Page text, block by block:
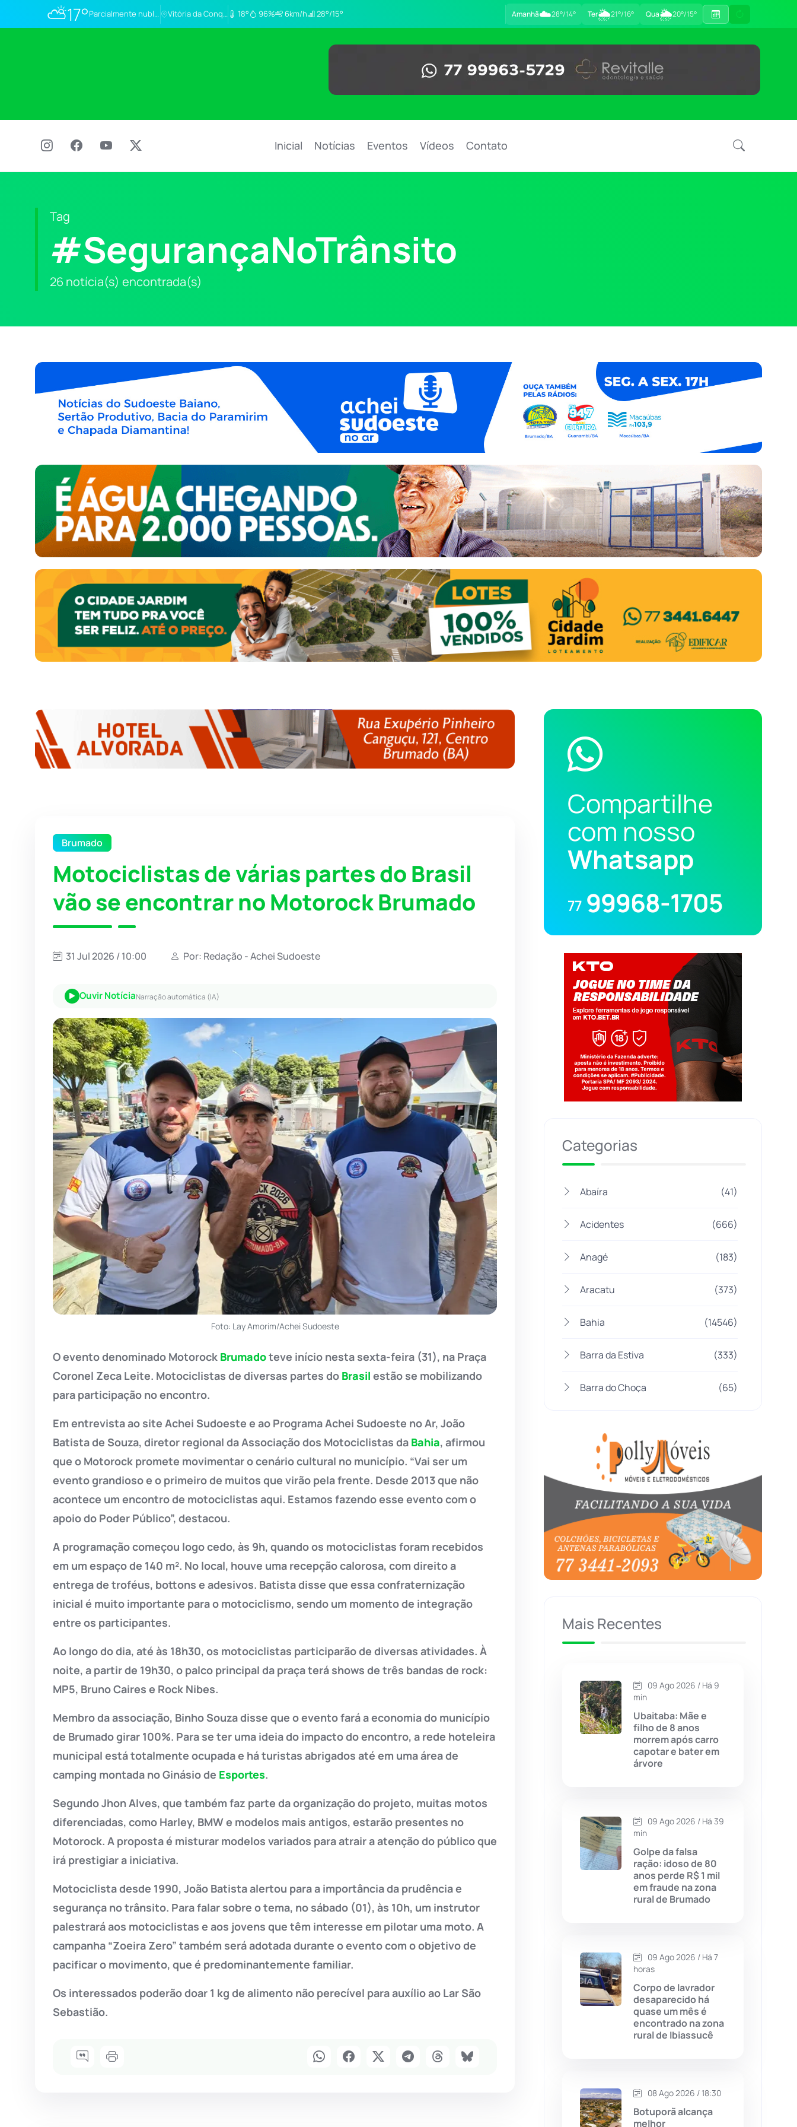
⛅17° Parcialmente nublado Vitória da Conq… 18° 96% 6km/h 28°/15° Amanhã☁️28°/14° Ter🌦21°/16° Qua🌦20°/15°
Inicial Notícias Eventos Vídeos Contato
Tag
#SegurançaNoTrânsito
26 notícia(s) encontrada(s)
Brumado
Motociclistas de várias partes do Brasil
vão se encontrar no Motorock Brumado
31 Jul 2026 / 10:00 Por: Redação - Achei Sudoeste
Ouvir NotíciaNarração automática (IA)
Foto: Lay Amorim/Achei Sudoeste
O evento denominado Motorock Brumadoteve início nesta sexta-feira (31), na Praça
Coronel Zeca Leite. Motociclistas de diversas partes do Brasil estão se mobilizando
para participação no encontro.
Em entrevista ao site Achei Sudoeste e ao Programa Achei Sudoeste no Ar, João
Batista de Souza, diretor regional da Associação dos Motociclistas da Bahia, afirmou
que o Motorock promete movimentar o cenário cultural no município. “Vai ser um
evento grandioso e o primeiro de muitos que virão pela frente. Desde 2013 que não
acontece um encontro de motociclistas aqui. Estamos fazendo esse evento com o
apoio do Poder Público”, destacou.
A programação começou logo cedo, às 9h, quando os motociclistas foram recebidos
em um espaço de 140 m². No local, houve uma recepção calorosa, com direito a
entrega de troféus, bottons e adesivos. Batista disse que essa confraternização
inicial é muito importante para o motociclismo, sendo um momento de integração
entre os participantes.
Ao longo do dia, até às 18h30, os motociclistas participarão de diversas atividades. À
noite, a partir de 19h30, o palco principal da praça terá shows de três bandas de rock:
MP5, Bruno Caires e Rock Nibes.
Membro da associação, Binho Souza disse que o evento fará a economia do município
de Brumado girar 100%. Para se ter uma ideia do impacto do encontro, a rede hoteleira
municipal está totalmente ocupada e há turistas abrigados até em uma área de
camping montada no Ginásio de Esportes.
Segundo Jhon Alves, que também faz parte da organização do projeto, muitas motos
diferenciadas, como Harley, BMW e modelos mais antigos, estarão presentes no
Motorock. A proposta é misturar modelos variados para atrair a atenção do público que
irá prestigiar a iniciativa.
Motociclista desde 1990, João Batista alertou para a importância da prudência e
segurança no trânsito. Para falar sobre o tema, no sábado (01), às 10h, um instrutor
palestrará aos motociclistas e aos jovens que têm interesse em pilotar uma moto. A
campanha “Zoeira Zero” também será adotada durante o evento com o objetivo de
pacificar o movimento, que é predominantemente familiar.
Os interessados poderão doar 1 kg de alimento não perecível para auxílio ao Lar São
Sebastião.
Compartilhe
com nosso
Whatsapp
77 99968-1705
Categorias
Abaíra (41)
Acidentes (666)
Anagé (183)
Aracatu (373)
Bahia (14546)
Barra da Estiva (333)
Barra do Choça (65)
Bom Jesus da Lapa
Boquira (152)
Botuporã (73)
Brasil (7680)
Brumado (31963)
Caculé
Caetité (1504)
Candiba
Cândido Sales (121)
Caturama
Chapada Diamantina (430)
Cordeiros
Dom Basílio
(1236)
Érico Cardoso
Mais Recentes
09 Ago 2026 / Há 9
min
Ubaitaba: Mãe e
filho de 8 anos
morrem após carro
capotar e bater em
árvore
09 Ago 2026 / Há 39
min
Golpe da falsa
ração: idoso de 80
anos perde R$ 1 mil
em fraude na zona
rural de Brumado
09 Ago 2026 / Há 7
horas
Corpo de lavrador
desaparecido há
quase um mês é
encontrado na zona
rural de Ibiassucê
08 Ago 2026 / 18:30
Botuporã alcança
melhor